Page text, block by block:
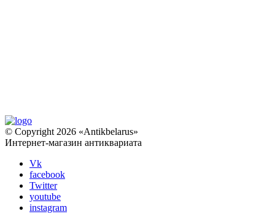
© Copyright 2026 «Antikbelarus»
Интернет-магазин антиквариата
Vk
facebook
Twitter
youtube
instagram